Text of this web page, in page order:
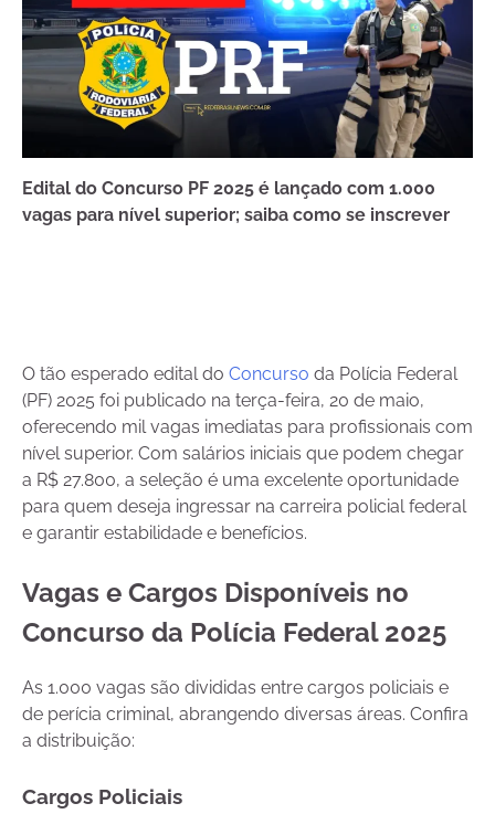
Edital do Concurso PF 2025 é lançado com 1.000
vagas para nível superior; saiba como se inscrever
O tão esperado edital do Concurso da Polícia Federal
(PF) 2025 foi publicado na terça-feira, 20 de maio,
oferecendo mil vagas imediatas para profissionais com
nível superior. Com salários iniciais que podem chegar
a R$ 27.800, a seleção é uma excelente oportunidade
para quem deseja ingressar na carreira policial federal
e garantir estabilidade e benefícios.
Vagas e Cargos Disponíveis no
Concurso da Polícia Federal 2025
As 1.000 vagas são divididas entre cargos policiais e
de perícia criminal, abrangendo diversas áreas. Confira
a distribuição:
Cargos Policiais